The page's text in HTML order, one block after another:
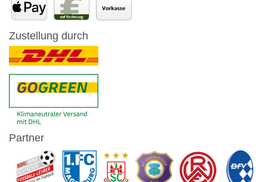
Zustellung durch
Partner